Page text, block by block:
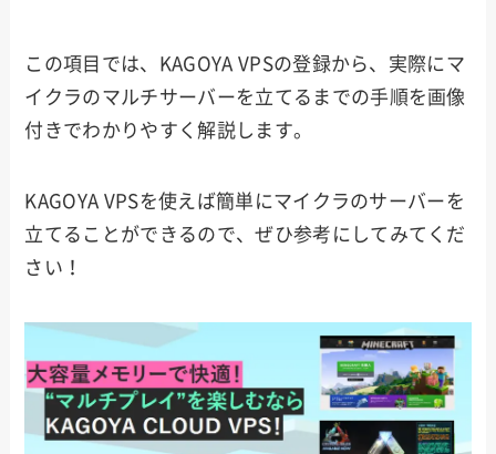
この項目では、KAGOYA VPSの登録から、実際にマ
イクラのマルチサーバーを立てるまでの手順を画像
付きでわかりやすく解説します。
KAGOYA VPSを使えば簡単にマイクラのサーバーを
立てることができるので、ぜひ参考にしてみてくだ
さい！